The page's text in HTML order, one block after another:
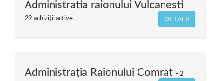
Administratia raionului Vulcanesti
29 achiziții active DETALII
Administraţia Raionului Comrat
2